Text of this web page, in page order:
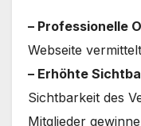
– Professionelle
Webseite
– Erhöhte
Sichtbarkeit des
Mitglieder